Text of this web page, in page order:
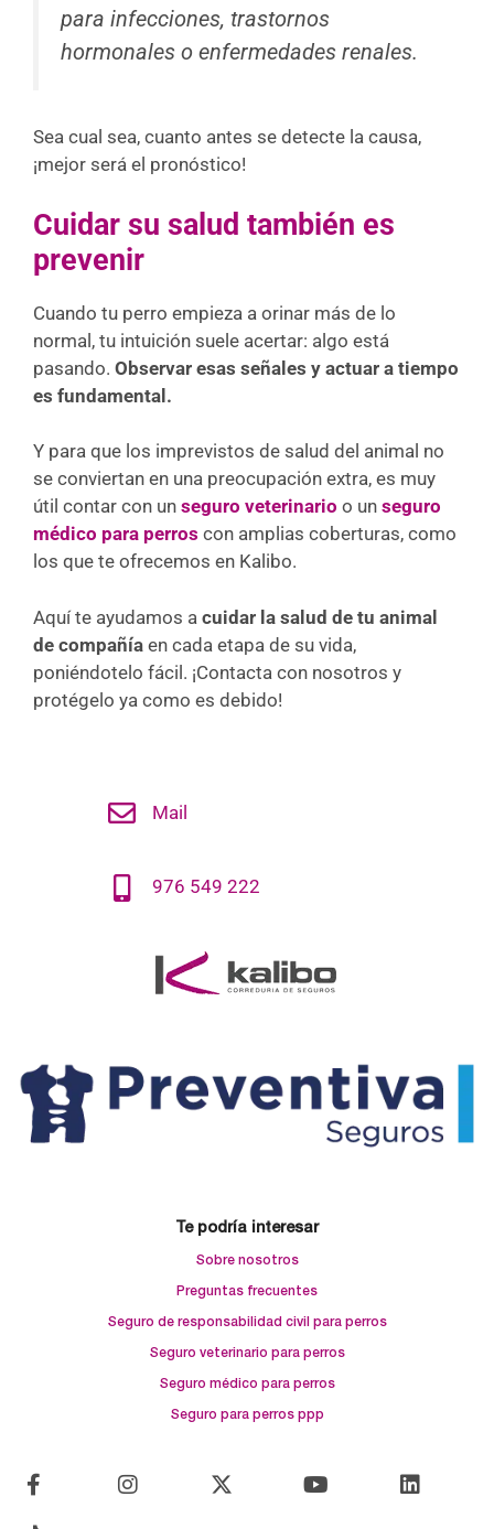
para infecciones, trastornos
hormonales o enfermedades renales.
Sea cual sea, cuanto antes se detecte la causa,
¡mejor será el pronóstico!
Cuidar su salud también es
prevenir
Cuando tu perro empieza a orinar más de lo
normal, tu intuición suele acertar: algo está
pasando. Observar esas señales y actuar a tiempo
es fundamental.
Y para que los imprevistos de salud del animal no
se conviertan en una preocupación extra, es muy
útil contar con un seguro veterinario o un seguro
médico para perros con amplias coberturas, como
los que te ofrecemos en Kalibo.
Aquí te ayudamos a cuidar la salud de tu animal
de compañía en cada etapa de su vida,
poniéndotelo fácil. ¡Contacta con nosotros y
protégelo ya como es debido!
Mail
976 549 222
Te podría interesar
Sobre nosotros
Preguntas frecuentes
Seguro de responsabilidad civil para perros
Seguro veterinario para perros
Seguro médico para perros
Seguro para perros ppp